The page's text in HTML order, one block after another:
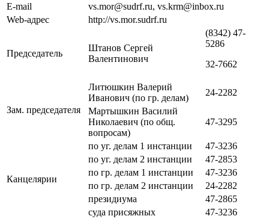
E-mail
vs.mor@sudrf.ru, vs.krm@inbox.ru
Web-адрес
http://vs.mor.sudrf.ru
Председатель
Штанов Сергей
Валентинович
(8342) 47-
5286
32-7662
Зам. председателя
Литюшкин Валерий
Иванович (по гр. делам)
24-2282
Мартышкин Василий
Николаевич (по общ.
вопросам)
47-3295
Канцелярии
по уг. делам 1 инстанции
47-3236
по уг. делам 2 инстанции
47-2853
по гр. делам 1 инстанции
47-3236
по гр. делам 2 инстанции
24-2282
президиума
47-2865
суда присяжных
47-3236